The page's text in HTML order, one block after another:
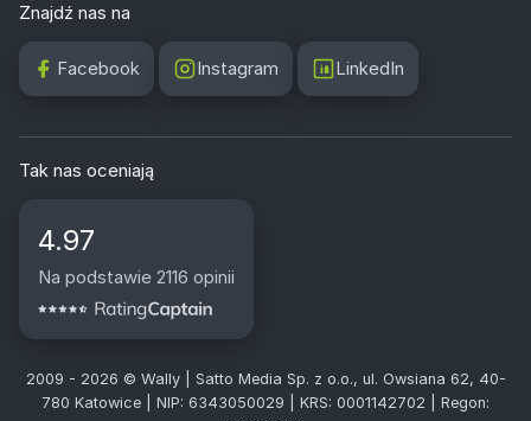
Znajdź nas na
Facebook Instagram LinkedIn
Tak nas oceniają
4.97
Na podstawie 2116 opinii
2009 - 2026 © Wally | Satto Media Sp. z o.o., ul. Owsiana 62, 40-
780 Katowice | NIP: 6343050029 | KRS: 0001142702 | Regon: